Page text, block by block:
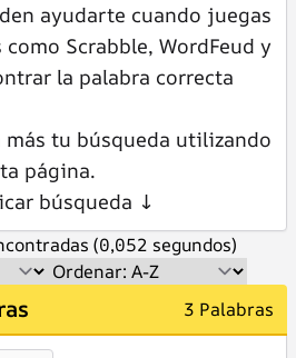
ayudarte cuando juegas
Scrabble, WordFeud y
la palabra correcta
más tu búsqueda utilizando
página.
búsqueda ↓
(0,052 segundos)
3 Palabras